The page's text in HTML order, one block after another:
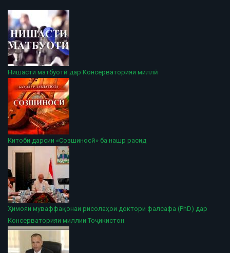
Нишасти матбуотӣ дар Консерваторияи миллӣ
Китоби дарсии «Созшиносӣ» ба нашр расид
Ҳимояи муваффақонаи рисолаҳои доктори фалсафа (PhD) дар
Консерваторияи миллии Тоҷикистон